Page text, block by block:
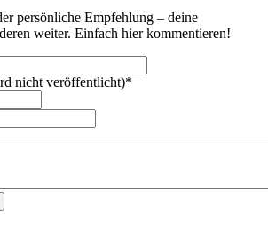
persönliche Empfehlung – deine
weiter. Einfach hier kommentieren!
nicht veröffentlicht)*